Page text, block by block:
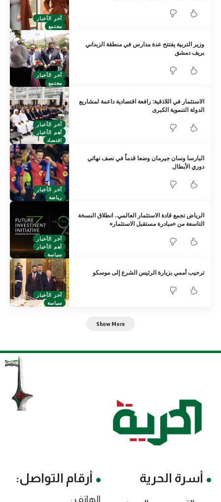
آخر الأخبار
مجتمع
آخر الأخبار
مجتمع
وزير التربية يفتتح عدة مدارس في منطقة الزبداني
بريف دمشق
آخر الأخبار
أهم الأخبار
اقتصاد
الاستثمار في اللاذقية: رافعة اقتصادية داعمة لمشاريع
الدولة التنموية الكبرى
آخر الأخبار
رياضة
البارسا وسان جيرمان وضعا قدماً في نصف نهائي
دوري الأبطال
آخر الأخبار
أهم الأخبار
سياسة
الرياض تجمع قادة الاستثمار العالمي.. انطلاق النسخة
التاسعة من «مبادرة مستقبل الاستثمار»
آخر الأخبار
سياسة
ترحيب أممي بزيارة الرئيس الشرع إلى موسكو
Show More
أسرة الحرية أرقام التواصل:
الهاتف :